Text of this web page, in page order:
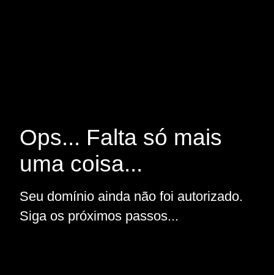
Ops... Falta só mais
uma coisa...
Seu domínio ainda não foi autorizado.
Siga os próximos passos...